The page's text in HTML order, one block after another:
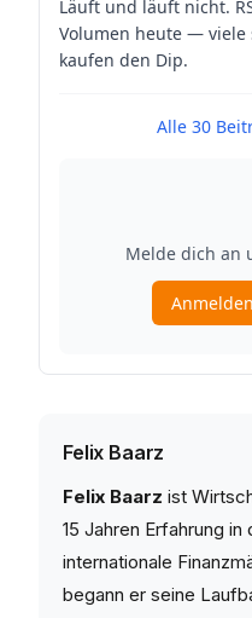
Felix Baarz
Felix Baarz ist
15 Jahren Erfahrung
internationale
begann er seine